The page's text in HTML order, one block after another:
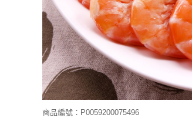
商品編號：P0059200075496